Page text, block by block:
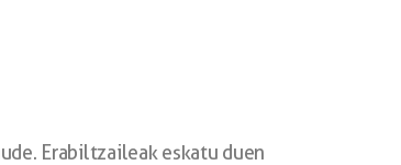
Erabiltzaileak eskatu duen